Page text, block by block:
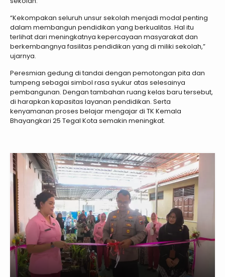
“Kekompakan seluruh unsur sekolah menjadi modal penting
dalam membangun pendidikan yang berkualitas. Hal itu
terlihat dari meningkatnya kepercayaan masyarakat dan
berkembangnya fasilitas pendidikan yang di miliki sekolah,”
ujarnya.
Peresmian gedung di tandai dengan pemotongan pita dan
tumpeng sebagai simbol rasa syukur atas selesainya
pembangunan. Dengan tambahan ruang kelas baru tersebut,
di harapkan kapasitas layanan pendidikan. Serta
kenyamanan proses belajar mengajar di TK Kemala
Bhayangkari 25 Tegal Kota semakin meningkat.